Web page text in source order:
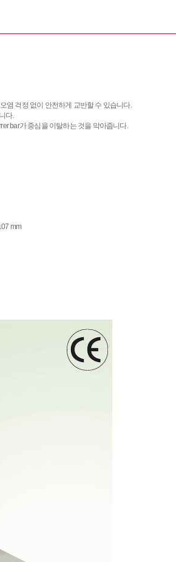
염 걱정 없이 안전하게 교반할 수 있습니다.
다.
bar가 중심을 이탈하는 것을 막아줍니다.
mm